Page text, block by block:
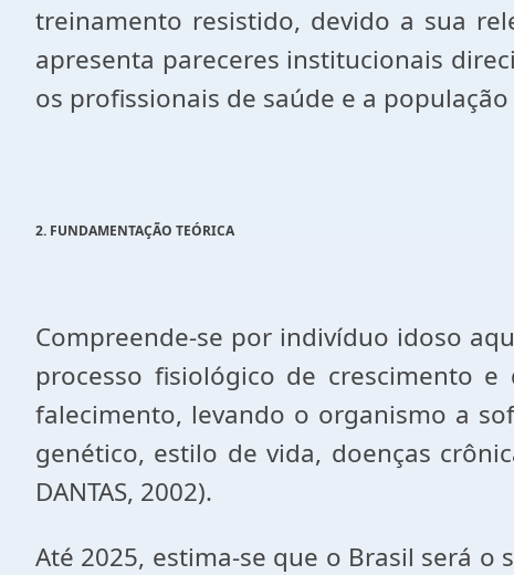
treinamento resistido, devido a sua
apresenta pareceres institucionais
os profissionais de saúde e a
2. FUNDAMENTAÇÃO TEÓRICA
Compreende-se por indivíduo idoso
processo fisiológico de crescimento
falecimento, levando o organismo a
genético, estilo de vida, doenças
DANTAS, 2002).
Até 2025, estima-se que o Brasil será o